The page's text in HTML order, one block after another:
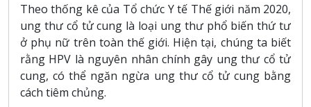
Theo thống kê của Tổ chức Y tế Thế giới năm 2020,
ung thư cổ tử cung là loại ung thư phổ biến thứ tư
ở phụ nữ trên toàn thế giới. Hiện tại, chúng ta biết
rằng HPV là nguyên nhân chính gây ung thư cổ tử
cung, có thể ngăn ngừa ung thư cổ tử cung bằng
cách tiêm chủng.